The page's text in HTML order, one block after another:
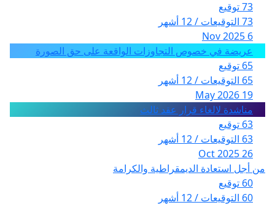
73 توقيع
73 التوقيعات / 12 أشهر
6 Nov 2025
عريضة في خصوص التجاوزات الواقعة على حق الصورة
65 توقيع
65 التوقيعات / 12 أشهر
19 May 2026
مناشدة لالغاء قرار عقد ثالث
63 توقيع
63 التوقيعات / 12 أشهر
26 Oct 2025
من أجل استعادة الديمقراطية والكرامة
60 توقيع
60 التوقيعات / 12 أشهر